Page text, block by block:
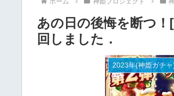
あの日の後悔を断つ
回しました．
2023年(神姫ガチャ